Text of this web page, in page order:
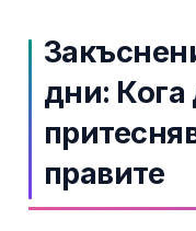
дни: Кога
правите